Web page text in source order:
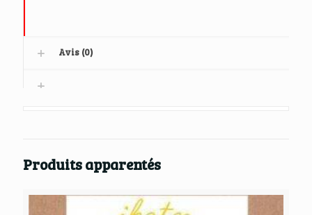
Avis (0)
Produits apparentés